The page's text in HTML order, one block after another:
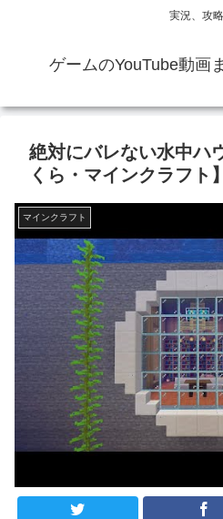
実況、攻
ゲームのYouTube動画
絶対にバレない水中ハ
くら・マインクラフト】
マインクラフト